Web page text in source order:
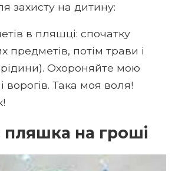
захисту на дитину:
в пляшці: спочатку
предметів, потім трави і
рідини). Охороняйте мою
ворогів. Така моя воля!
пляшка на гроші